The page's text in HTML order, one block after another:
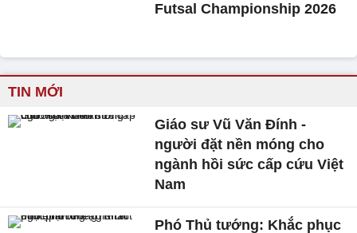
Futsal Championship 2026
TIN MỚI
Giáo sư Vũ Văn Đính -
người đặt nền móng cho
ngành hồi sức cấp cứu Việt
Nam
Phó Thủ tướng: Khắc phục